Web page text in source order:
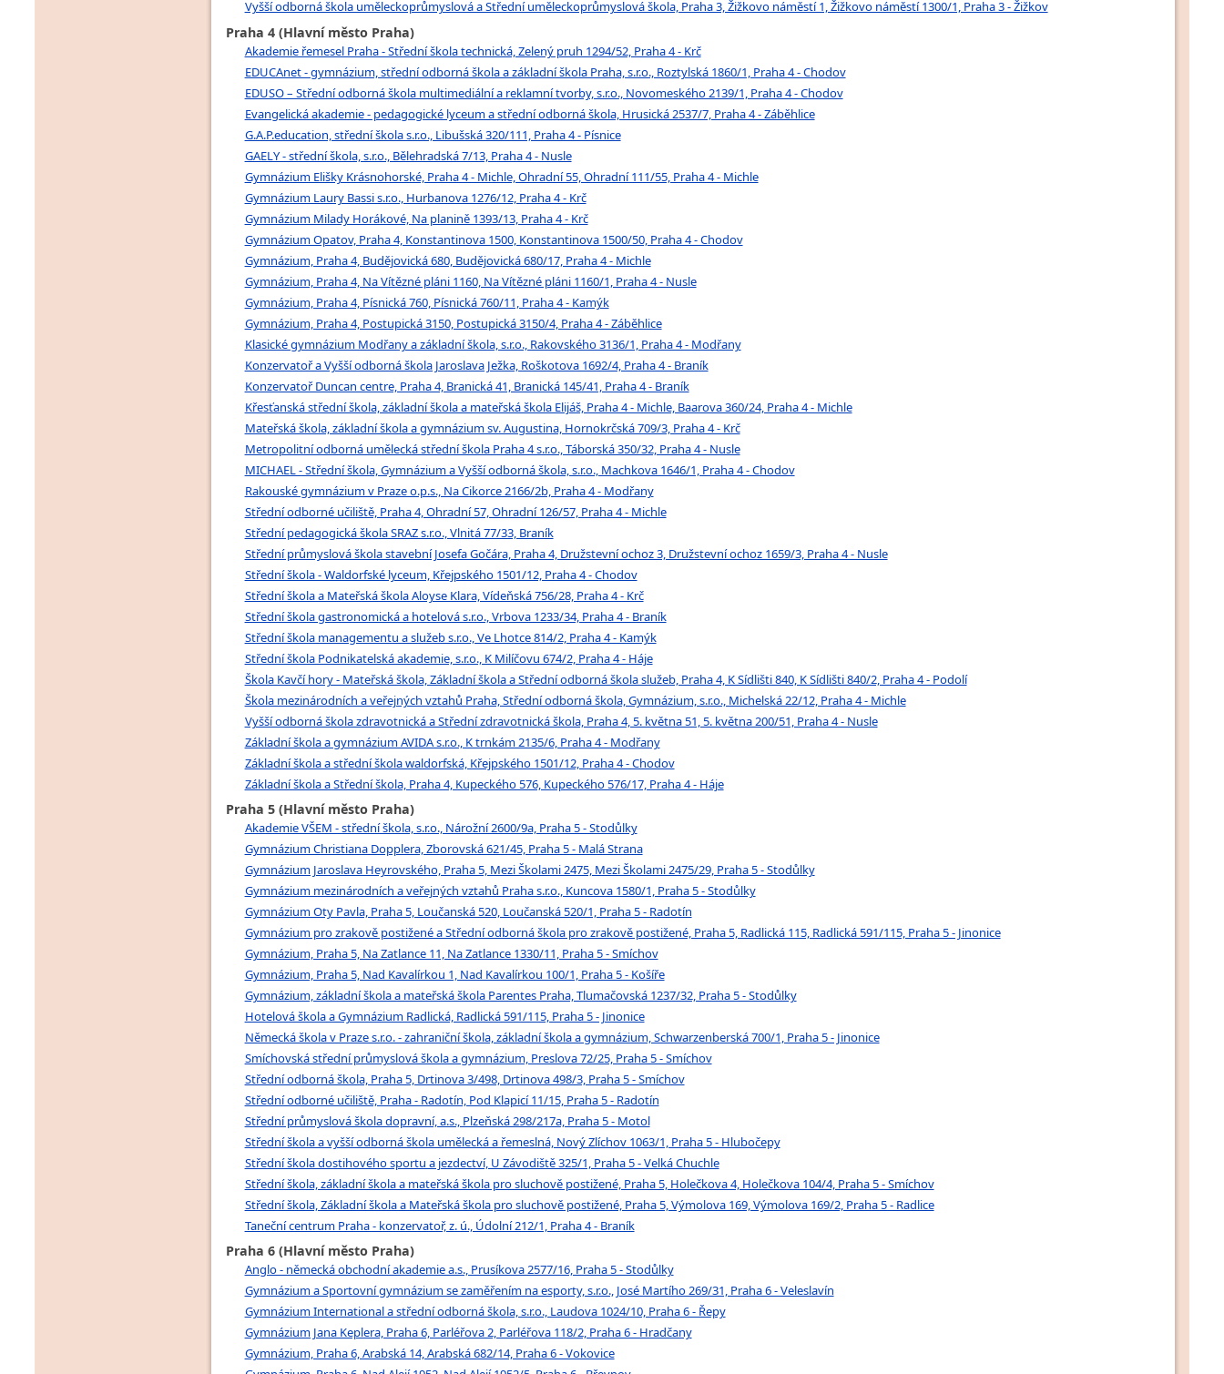
Vyšší odborná škola uměleckoprůmyslová a Střední uměleckoprůmyslová škola, Praha 3, Žižkovo náměstí 1, Žižkovo náměstí 1300/1, Praha 3 - Žižkov
Praha 4 (Hlavní město Praha)
Akademie řemesel Praha - Střední škola technická, Zelený pruh 1294/52, Praha 4 - Krč
EDUCAnet - gymnázium, střední odborná škola a základní škola Praha, s.r.o., Roztylská 1860/1, Praha 4 - Chodov
EDUSO – Střední odborná škola multimediální a reklamní tvorby, s.r.o., Novomeského 2139/1, Praha 4 - Chodov
Evangelická akademie - pedagogické lyceum a střední odborná škola, Hrusická 2537/7, Praha 4 - Záběhlice
G.A.P.education, střední škola s.r.o., Libušská 320/111, Praha 4 - Písnice
GAELY - střední škola, s.r.o., Bělehradská 7/13, Praha 4 - Nusle
Gymnázium Elišky Krásnohorské, Praha 4 - Michle, Ohradní 55, Ohradní 111/55, Praha 4 - Michle
Gymnázium Laury Bassi s.r.o., Hurbanova 1276/12, Praha 4 - Krč
Gymnázium Milady Horákové, Na planině 1393/13, Praha 4 - Krč
Gymnázium Opatov, Praha 4, Konstantinova 1500, Konstantinova 1500/50, Praha 4 - Chodov
Gymnázium, Praha 4, Budějovická 680, Budějovická 680/17, Praha 4 - Michle
Gymnázium, Praha 4, Na Vítězné pláni 1160, Na Vítězné pláni 1160/1, Praha 4 - Nusle
Gymnázium, Praha 4, Písnická 760, Písnická 760/11, Praha 4 - Kamýk
Gymnázium, Praha 4, Postupická 3150, Postupická 3150/4, Praha 4 - Záběhlice
Klasické gymnázium Modřany a základní škola, s.r.o., Rakovského 3136/1, Praha 4 - Modřany
Konzervatoř a Vyšší odborná škola Jaroslava Ježka, Roškotova 1692/4, Praha 4 - Braník
Konzervatoř Duncan centre, Praha 4, Branická 41, Branická 145/41, Praha 4 - Braník
Křesťanská střední škola, základní škola a mateřská škola Elijáš, Praha 4 - Michle, Baarova 360/24, Praha 4 - Michle
Mateřská škola, základní škola a gymnázium sv. Augustina, Hornokrčská 709/3, Praha 4 - Krč
Metropolitní odborná umělecká střední škola Praha 4 s.r.o., Táborská 350/32, Praha 4 - Nusle
MICHAEL - Střední škola, Gymnázium a Vyšší odborná škola, s.r.o., Machkova 1646/1, Praha 4 - Chodov
Rakouské gymnázium v Praze o.p.s., Na Cikorce 2166/2b, Praha 4 - Modřany
Střední odborné učiliště, Praha 4, Ohradní 57, Ohradní 126/57, Praha 4 - Michle
Střední pedagogická škola SRAZ s.r.o., Vlnitá 77/33, Braník
Střední průmyslová škola stavební Josefa Gočára, Praha 4, Družstevní ochoz 3, Družstevní ochoz 1659/3, Praha 4 - Nusle
Střední škola - Waldorfské lyceum, Křejpského 1501/12, Praha 4 - Chodov
Střední škola a Mateřská škola Aloyse Klara, Vídeňská 756/28, Praha 4 - Krč
Střední škola gastronomická a hotelová s.r.o., Vrbova 1233/34, Praha 4 - Braník
Střední škola managementu a služeb s.r.o., Ve Lhotce 814/2, Praha 4 - Kamýk
Střední škola Podnikatelská akademie, s.r.o., K Milíčovu 674/2, Praha 4 - Háje
Škola Kavčí hory - Mateřská škola, Základní škola a Střední odborná škola služeb, Praha 4, K Sídlišti 840, K Sídlišti 840/2, Praha 4 - Podolí
Škola mezinárodních a veřejných vztahů Praha, Střední odborná škola, Gymnázium, s.r.o., Michelská 22/12, Praha 4 - Michle
Vyšší odborná škola zdravotnická a Střední zdravotnická škola, Praha 4, 5. května 51, 5. května 200/51, Praha 4 - Nusle
Základní škola a gymnázium AVIDA s.r.o., K trnkám 2135/6, Praha 4 - Modřany
Základní škola a střední škola waldorfská, Křejpského 1501/12, Praha 4 - Chodov
Základní škola a Střední škola, Praha 4, Kupeckého 576, Kupeckého 576/17, Praha 4 - Háje
Praha 5 (Hlavní město Praha)
Akademie VŠEM - střední škola, s.r.o., Nárožní 2600/9a, Praha 5 - Stodůlky
Gymnázium Christiana Dopplera, Zborovská 621/45, Praha 5 - Malá Strana
Gymnázium Jaroslava Heyrovského, Praha 5, Mezi Školami 2475, Mezi Školami 2475/29, Praha 5 - Stodůlky
Gymnázium mezinárodních a veřejných vztahů Praha s.r.o., Kuncova 1580/1, Praha 5 - Stodůlky
Gymnázium Oty Pavla, Praha 5, Loučanská 520, Loučanská 520/1, Praha 5 - Radotín
Gymnázium pro zrakově postižené a Střední odborná škola pro zrakově postižené, Praha 5, Radlická 115, Radlická 591/115, Praha 5 - Jinonice
Gymnázium, Praha 5, Na Zatlance 11, Na Zatlance 1330/11, Praha 5 - Smíchov
Gymnázium, Praha 5, Nad Kavalírkou 1, Nad Kavalírkou 100/1, Praha 5 - Košíře
Gymnázium, základní škola a mateřská škola Parentes Praha, Tlumačovská 1237/32, Praha 5 - Stodůlky
Hotelová škola a Gymnázium Radlická, Radlická 591/115, Praha 5 - Jinonice
Německá škola v Praze s.r.o. - zahraniční škola, základní škola a gymnázium, Schwarzenberská 700/1, Praha 5 - Jinonice
Smíchovská střední průmyslová škola a gymnázium, Preslova 72/25, Praha 5 - Smíchov
Střední odborná škola, Praha 5, Drtinova 3/498, Drtinova 498/3, Praha 5 - Smíchov
Střední odborné učiliště, Praha - Radotín, Pod Klapicí 11/15, Praha 5 - Radotín
Střední průmyslová škola dopravní, a.s., Plzeňská 298/217a, Praha 5 - Motol
Střední škola a vyšší odborná škola umělecká a řemeslná, Nový Zlíchov 1063/1, Praha 5 - Hlubočepy
Střední škola dostihového sportu a jezdectví, U Závodiště 325/1, Praha 5 - Velká Chuchle
Střední škola, základní škola a mateřská škola pro sluchově postižené, Praha 5, Holečkova 4, Holečkova 104/4, Praha 5 - Smíchov
Střední škola, Základní škola a Mateřská škola pro sluchově postižené, Praha 5, Výmolova 169, Výmolova 169/2, Praha 5 - Radlice
Taneční centrum Praha - konzervatoř, z. ú., Údolní 212/1, Praha 4 - Braník
Praha 6 (Hlavní město Praha)
Anglo - německá obchodní akademie a.s., Prusíkova 2577/16, Praha 5 - Stodůlky
Gymnázium a Sportovní gymnázium se zaměřením na esporty, s.r.o., José Martího 269/31, Praha 6 - Veleslavín
Gymnázium International a střední odborná škola, s.r.o., Laudova 1024/10, Praha 6 - Řepy
Gymnázium Jana Keplera, Praha 6, Parléřova 2, Parléřova 118/2, Praha 6 - Hradčany
Gymnázium, Praha 6, Arabská 14, Arabská 682/14, Praha 6 - Vokovice